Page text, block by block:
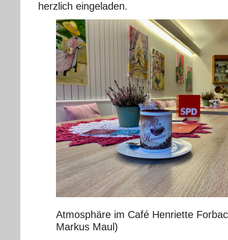
herzlich eingeladen.
Atmosphäre im Café Henriette
Markus Maul)